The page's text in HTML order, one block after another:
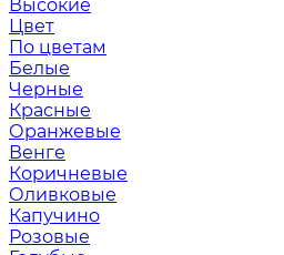
Высокие
Цвет
По цветам
Белые
Черные
Красные
Оранжевые
Венге
Коричневые
Оливковые
Капучино
Розовые